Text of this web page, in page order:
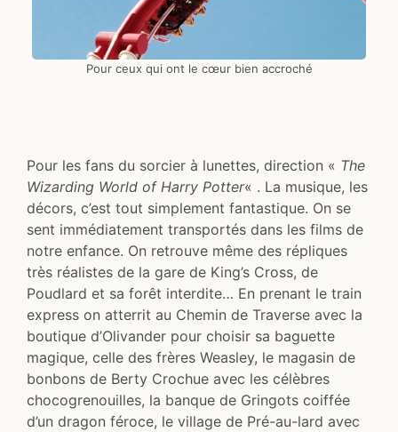
Pour ceux qui ont le cœur bien accroché
Pour les fans du sorcier à lunettes, direction « The
Wizarding World of Harry Potter« . La musique, les
décors, c’est tout simplement fantastique. On se
sent immédiatement transportés dans les films de
notre enfance. On retrouve même des répliques
très réalistes de la gare de King’s Cross, de
Poudlard et sa forêt interdite… En prenant le train
express on atterrit au Chemin de Traverse avec la
boutique d’Olivander pour choisir sa baguette
magique, celle des frères Weasley, le magasin de
bonbons de Berty Crochue avec les célèbres
chocogrenouilles, la banque de Gringots coiffée
d’un dragon féroce, le village de Pré-au-lard avec